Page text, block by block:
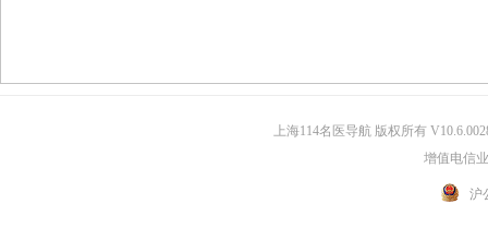
上海114名医导航 版权所有
增值电信
沪